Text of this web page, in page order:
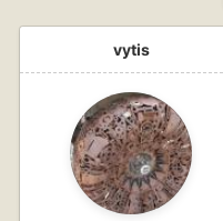
vytis